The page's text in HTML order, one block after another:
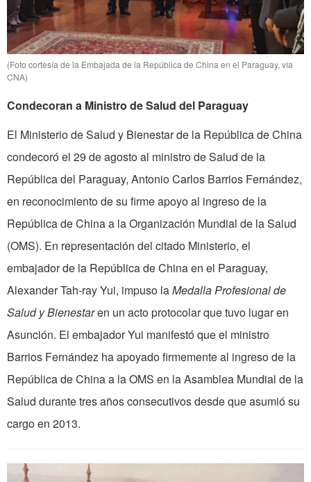
(Foto cortesía de la Embajada de la República de China en el Paraguay, vía
CNA)
Condecoran a Ministro de Salud del Paraguay
El Ministerio de Salud y Bienestar de la República de China
condecoró el 29 de agosto al ministro de Salud de la
República del Paraguay, Antonio Carlos Barrios Fernández,
en reconocimiento de su firme apoyo al ingreso de la
República de China a la Organización Mundial de la Salud
(OMS). En representación del citado Ministerio, el
embajador de la República de China en el Paraguay,
Alexander Tah-ray Yui, impuso laMedalla Profesional de
Salud y Bienestaren un acto protocolar que tuvo lugar en
Asunción. El embajador Yui manifestó que el ministro
Barrios Fernández ha apoyado firmemente al ingreso de la
República de China a la OMS en la Asamblea Mundial de la
Salud durante tres años consecutivos desde que asumió su
cargo en 2013.